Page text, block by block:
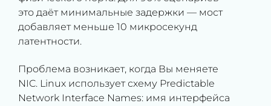
это даёт минимальные задержки — мост
добавляет меньше 10 микросекунд
латентности.
Проблема возникает, когда Вы меняете
NIC. Linux использует схему Predictable
Network Interface Names: имя интерфейса